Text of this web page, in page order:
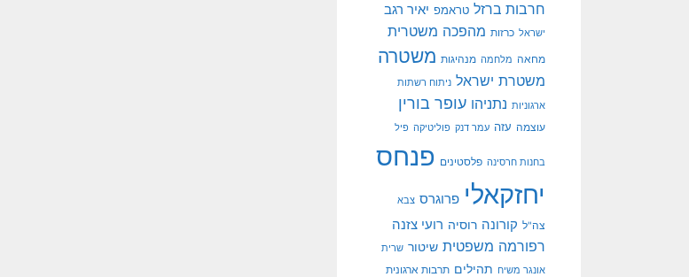
חרבות ברזל טראמפ יאיר רגב
ישראל כרזות מהפכה משטרית
מחאה מלחמה מנהיגות משטרה
משטרת ישראל ניתוח רשתות
ארגוניות נתניהו עופר בורין
עוצמה עזה עמר דנק פוליטיקה פיל
בחנות חרסינה פלסטינים פנחס
יחזקאלי פרוגרס צבא
צה"ל קורונה רוסיה רועי צזנה
רפורמה משפטית שיטור שרית
אונגר משיח תהילים תרבות ארגונית